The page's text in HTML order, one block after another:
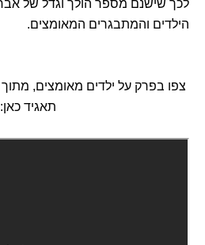
לכך שישנם מספר הולך וגדל של
הילדים והמתבגרים המאומצים.
צפו בפרק על ילדים מאומצים,
תאגיד כאן: